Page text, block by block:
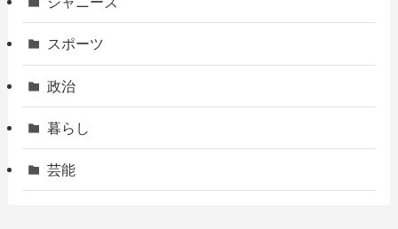
スポーツ
政治
暮らし
芸能